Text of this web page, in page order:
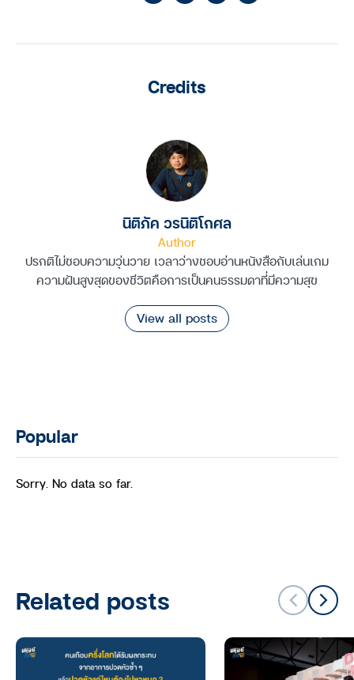
Credits
นิติภัค วรนิติโกศล
Author
ปรกติไม่ชอบความวุ่นวาย เวลาว่างชอบอ่านหนังสือกับเล่นเกม
ความฝันสูงสุดของชีวิตคือการเป็นคนธรรมดาที่มีความสุข
View all posts
Popular
Sorry. No data so far.
Related posts